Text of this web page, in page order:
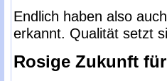
Endlich haben also
erkannt. Qualität setzt
Rosige Zukunft